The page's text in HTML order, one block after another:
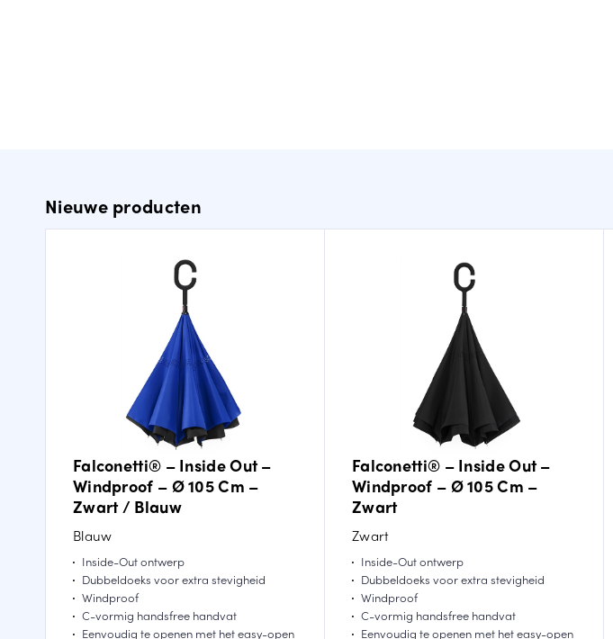
Nieuwe producten
Falconetti® – Inside Out –
Windproof – Ø 105 Cm –
Zwart / Blauw
Blauw
Inside-Out ontwerp
Dubbeldoeks voor extra stevigheid
Windproof
C-vormig handsfree handvat
Eenvoudig te openen met het easy-open
Falconetti® – Inside Out –
Windproof – Ø 105 Cm –
Zwart
Zwart
Inside-Out ontwerp
Dubbeldoeks voor extra stevigheid
Windproof
C-vormig handsfree handvat
Eenvoudig te openen met het easy-open